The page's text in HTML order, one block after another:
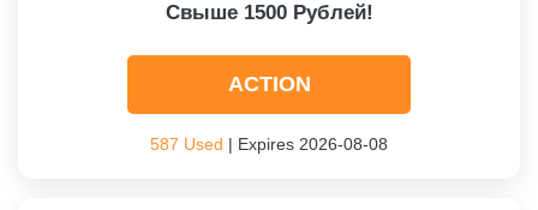
Свыше 1500 Рублей!
ACTION
587 Used | Expires 2026-08-08